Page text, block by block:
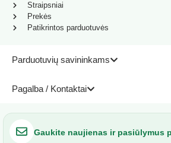
Parduotuvių savininkams
Pagalba / Kontaktai
Straipsniai
Prekės
Patikrintos parduotuvės
Gaukite naujienas ir pasiūlymus